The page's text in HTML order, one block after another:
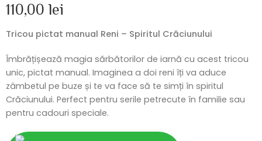
110,00lei
Tricou pictat manual Reni – Spiritul Crăciunului
Îmbrățișează magia sărbătorilor de iarnă cu acest tricou
unic, pictat manual. Imaginea a doi reni îți va aduce
zâmbetul pe buze și te va face să te simți în spiritul
Crăciunului. Perfect pentru serile petrecute în familie sau
pentru cadouri speciale.